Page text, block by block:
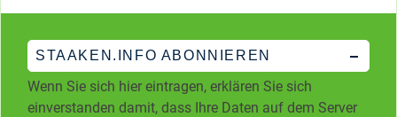
STAAKEN.INFO ABONNIEREN
Wenn Sie sich hier eintragen, erklären Sie sich
einverstanden damit, dass Ihre Daten auf dem Server